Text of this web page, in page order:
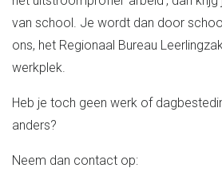
van school. Je wordt dan door
ons, het Regionaal Bureau
werkplek.
Heb je toch geen werk of
anders?
Neem dan contact op: